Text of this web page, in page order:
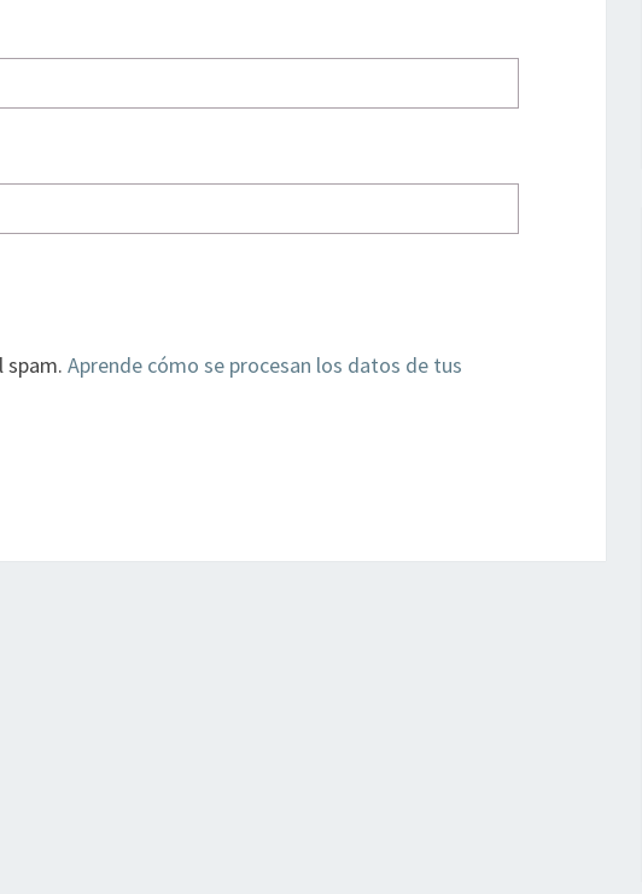
spam. Aprende cómo se procesan los datos de tus